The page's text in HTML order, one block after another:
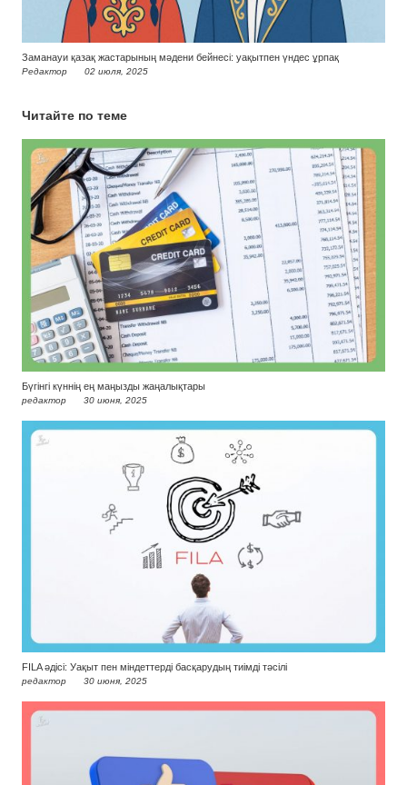
Заманауи қазақ жастарының мәдени бейнесі: уақытпен үндес ұрпақ
Редактор 02 июля, 2025
Читайте по теме
Бүгінгі күннің ең маңызды жаңалықтары
редактор 30 июня, 2025
FILA әдісі: Уақыт пен міндеттерді басқарудың тиімді тәсілі
редактор 30 июня, 2025